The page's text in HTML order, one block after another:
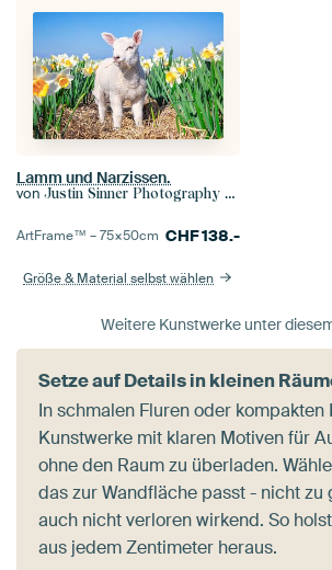
Lamm und Narzissen.
von Justin Sinner Photography (Fotograf auf Texel)
ArtFrame™ –75×50cm CHF138.-
Größe & Material selbst wählen
Weitere Kunstwerke unter
Setze auf Details in kleinen
In schmalen Fluren oder kompakten
Kunstwerke mit klaren Motiven für
ohne den Raum zu überladen.
das zur Wandfläche passt - nicht zu
auch nicht verloren wirkend. So
aus jedem Zentimeter heraus.